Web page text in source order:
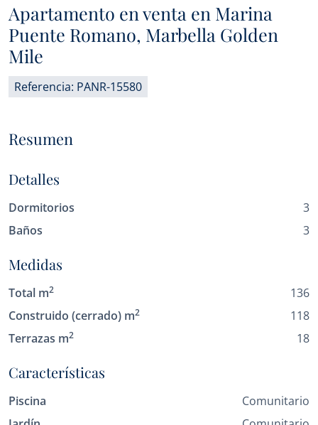
Apartamento en venta en Marina
Puente Romano, Marbella Golden
Mile
Referencia: PANR-15580
Resumen
Detalles
Dormitorios
3
Baños
3
Medidas
Total m2
136
Construido (cerrado) m2
118
Terrazas m2 18
Características
Piscina
Comunitario